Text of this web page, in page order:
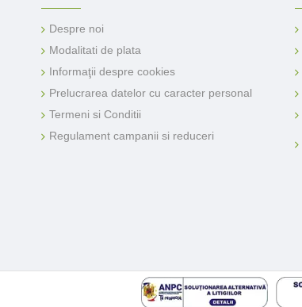
Despre noi
Modalitati de plata
Informaţii despre cookies
Prelucrarea datelor cu caracter personal
Termeni si Conditii
Regulament campanii si reduceri